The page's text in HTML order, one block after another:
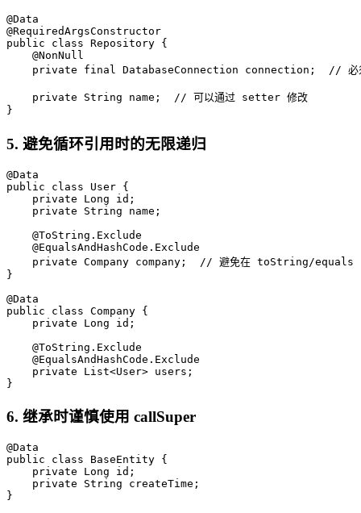
@Data
@RequiredArgsConstructor
public class Repository {
@NonNull
private final DatabaseConnection connection;  // 必须
private String name;  // 可以通过 setter 修改
}
5. 避免循环引用时的无限递归
@Data
public class User {
private Long id;
private String name;
@ToString.Exclude
@EqualsAndHashCode.Exclude
private Company company;  // 避免在 toString/equals 时
}
@Data
public class Company {
private Long id;
@ToString.Exclude
@EqualsAndHashCode.Exclude
private List<User> users;
}
6. 继承时谨慎使用 callSuper
@Data
public class BaseEntity {
private Long id;
private String createTime;
}